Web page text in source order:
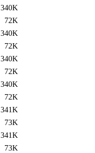
340K
72K
340K
72K
340K
72K
340K
72K
341K
73K
341K
73K